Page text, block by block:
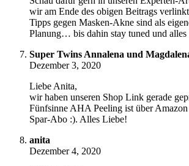
wir am Ende des obigen Beitrags
Tipps gegen Masken-Akne sind als
Planung… bis dahin stay tuned und alles
Super Twins Annalena und
Dezember 3, 2020
Liebe Anita,
wir haben unseren Shop Link gerade
Fünfsinne AHA Peeling ist über
Spar-Abo :). Alles Liebe!
anita
Dezember 4, 2020